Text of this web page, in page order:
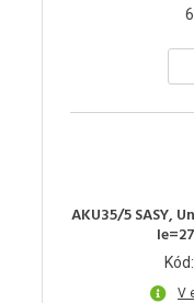
AKU35/5 SASY,
V